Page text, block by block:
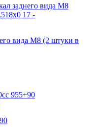
вида М8 (2 штуки в